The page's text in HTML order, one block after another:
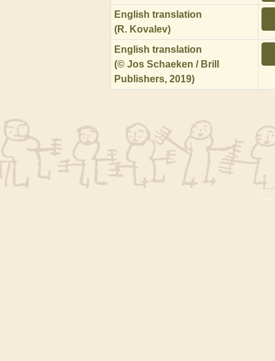
English translation
(R. Kovalev)
English translation
(© Jos Schaeken / Brill
Publishers, 2019)